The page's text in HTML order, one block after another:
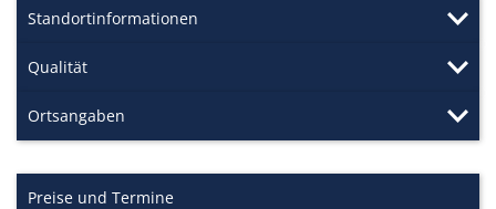
Standortinformationen
Qualität
Ortsangaben
Preise und Termine